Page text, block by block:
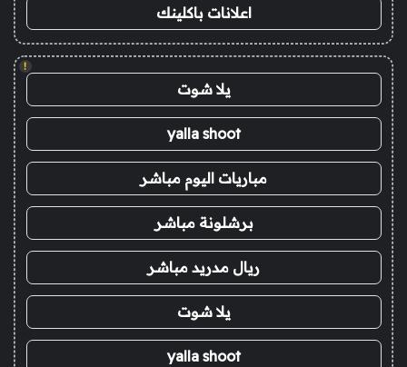
اعلانات باكلينك
!
يلا شوت
yalla shoot
مباريات اليوم مباشر
برشلونة مباشر
ريال مدريد مباشر
يلا شوت
yalla shoot